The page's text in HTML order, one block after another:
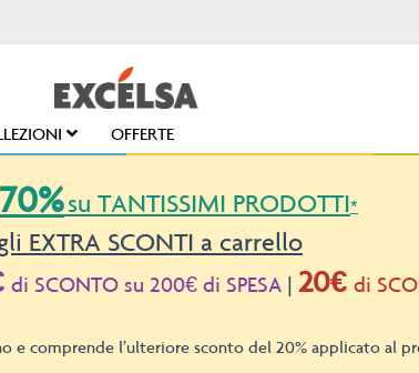
OFFERTE
70%su TANTISSIMI PRODOTTI*
EXTRA SCONTI a carrello
di SCONTO su 200€ di SPESA | 20€ di
comprende l’ulteriore sconto del 20% applicato al